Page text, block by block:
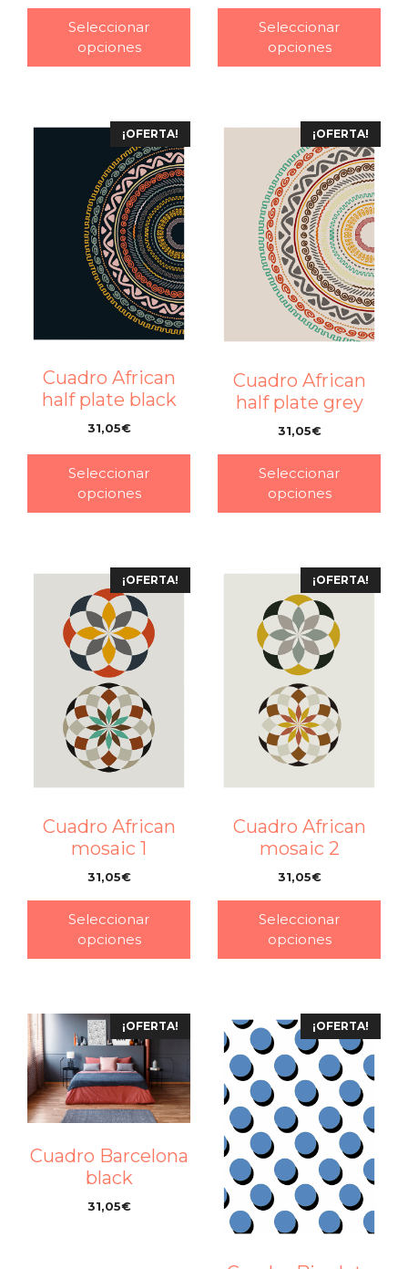
Seleccionar
opciones
Seleccionar
opciones
¡OFERTA!
Cuadro African
half plate black
31,05€
Seleccionar
opciones
¡OFERTA!
Cuadro African
half plate grey
31,05€
Seleccionar
opciones
¡OFERTA!
Cuadro African
mosaic 1
31,05€
Seleccionar
opciones
¡OFERTA!
Cuadro African
mosaic 2
31,05€
Seleccionar
opciones
¡OFERTA!
Cuadro Barcelona
black
31,05€
¡OFERTA!